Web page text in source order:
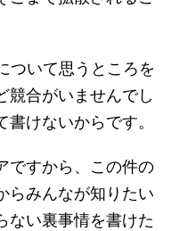
ついて思うところを
競合がいませんでし
けないからです。
ですから、この件の
らみんなが知りたい
ない裏事情を書けた